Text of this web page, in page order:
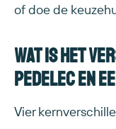
of doe de
Wat is het
pedelec en
Vier